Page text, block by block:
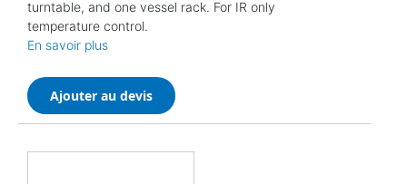
turntable, and one vessel rack. For IR only
temperature control.
En savoir plus
Ajouter au devis